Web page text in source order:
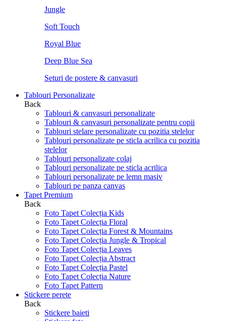
Jungle
Soft Touch
Royal Blue
Deep Blue Sea
Seturi de postere & canvasuri
Tablouri Personalizate
Back
Tablouri & canvasuri personalizate
Tablouri & canvasuri personalizate pentru copii
Tablouri stelare personalizate cu pozitia stelelor
Tablouri personalizate pe sticla acrilica cu pozitia
stelelor
Tablouri personalizate colaj
Tablouri personalizate pe sticla acrilica
Tablouri personalizate pe lemn masiv
Tablouri pe panza canvas
Tapet Premium
Back
Foto Tapet Colecția Kids
Foto Tapet Colecția Floral
Foto Tapet Colecția Forest & Mountains
Foto Tapet Colecția Jungle & Tropical
Foto Tapet Colecția Leaves
Foto Tapet Colecția Abstract
Foto Tapet Colecția Pastel
Foto Tapet Colecția Nature
Foto Tapet Pattern
Stickere perete
Back
Stickere baieti